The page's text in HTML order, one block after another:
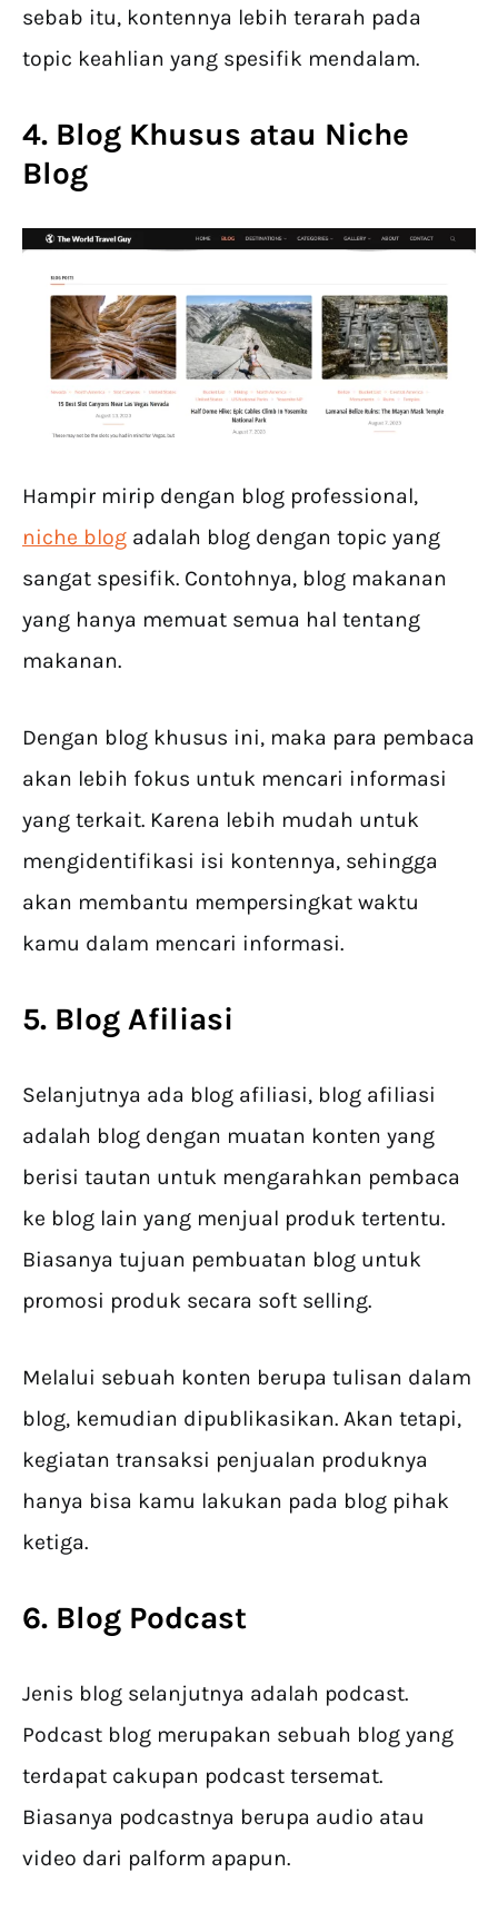
sebab itu, kontennya lebih terarah pada
topic keahlian yang spesifik mendalam.
4. Blog Khusus atau Niche
Blog
Hampir mirip dengan blog professional,
niche blog adalah blog dengan topic yang
sangat spesifik. Contohnya, blog makanan
yang hanya memuat semua hal tentang
makanan.
Dengan blog khusus ini, maka para pembaca
akan lebih fokus untuk mencari informasi
yang terkait. Karena lebih mudah untuk
mengidentifikasi isi kontennya, sehingga
akan membantu mempersingkat waktu
kamu dalam mencari informasi.
5. Blog Afiliasi
Selanjutnya ada blog afiliasi, blog afiliasi
adalah blog dengan muatan konten yang
berisi tautan untuk mengarahkan pembaca
ke blog lain yang menjual produk tertentu.
Biasanya tujuan pembuatan blog untuk
promosi produk secara soft selling.
Melalui sebuah konten berupa tulisan dalam
blog, kemudian dipublikasikan. Akan tetapi,
kegiatan transaksi penjualan produknya
hanya bisa kamu lakukan pada blog pihak
ketiga.
6. Blog Podcast
Jenis blog selanjutnya adalah podcast.
Podcast blog merupakan sebuah blog yang
terdapat cakupan podcast tersemat.
Biasanya podcastnya berupa audio atau
video dari palform apapun.